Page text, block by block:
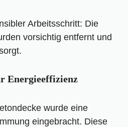
Arbeitsschritt: Die
vorsichtig entfernt und
Energieeffizienz
wurde eine
eingebracht. Diese